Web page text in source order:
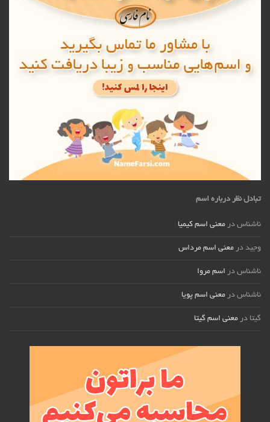
تبادل نظر درباره اسم
ناشناس در معنی اسم کیمیا
وجید در معنی اسم مرداس
ناشناس در اسم مروا
ناشناس در معنی اسم پویا
گیتا در معنی اسم گیتا